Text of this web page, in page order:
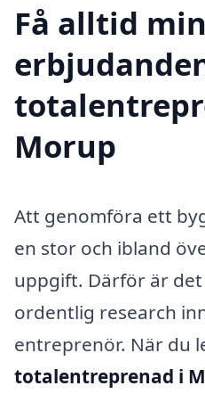
Få alltid
Morup
Att genomföra ett
en stor och ibland
uppgift. Därför är
ordentlig research
entreprenör. När du
totalentreprenad i